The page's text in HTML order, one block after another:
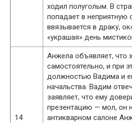
ходил полуголым. В
попадает в неприятную
ввязывается в драку,
«украшая» день
14
Анжела объявляет, что
самостоятельно, и при
должностью Вадима и
начальства. Вадим
заявляет, что ему
презентацию — мол, он
антикварном салоне